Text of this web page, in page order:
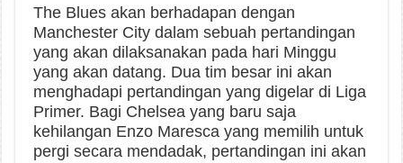
The Blues akan berhadapan dengan
Manchester City dalam sebuah pertandingan
yang akan dilaksanakan pada hari Minggu
yang akan datang. Dua tim besar ini akan
menghadapi pertandingan yang digelar di Liga
Primer. Bagi Chelsea yang baru saja
kehilangan Enzo Maresca yang memilih untuk
pergi secara mendadak, pertandingan ini akan